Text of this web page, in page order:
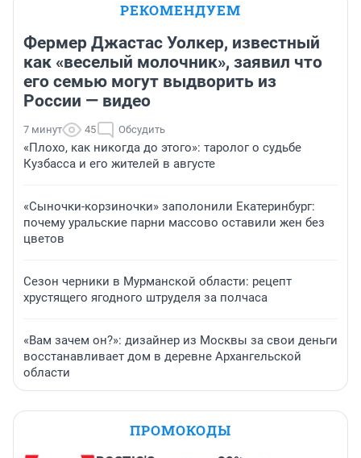
РЕКОМЕНДУЕМ
Фермер Джастас Уолкер, известный
как «веселый молочник», заявил что
его семью могут выдворить из
России — видео
7 минут 45 Обсудить
«Плохо, как никогда до этого»: таролог о судьбе
Кузбасса и его жителей в августе
«Сыночки-корзиночки» заполонили Екатеринбург:
почему уральские парни массово оставили жен без
цветов
Сезон черники в Мурманской области: рецепт
хрустящего ягодного штруделя за полчаса
«Вам зачем он?»: дизайнер из Москвы за свои деньги
восстанавливает дом в деревне Архангельской
области
ПРОМОКОДЫ